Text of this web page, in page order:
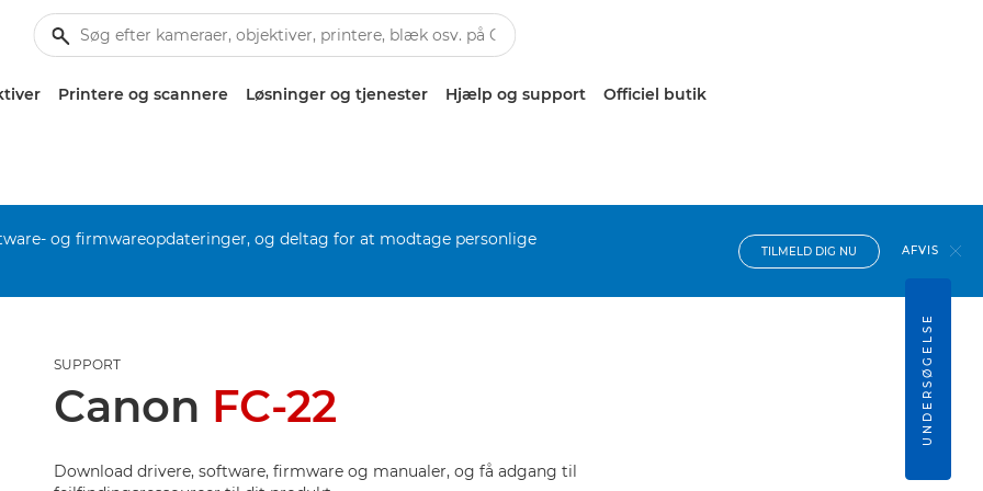
Printere og scannere Løsninger og tjenester Hjælp og support Officiel butik
og firmwareopdateringer, og deltag for at modtage personlige
TILMELD DIG NU AFVIS
SUPPORT
Canon FC-22
Download drivere, software, firmware og manualer, og få adgang til
UNDERSØGELSE